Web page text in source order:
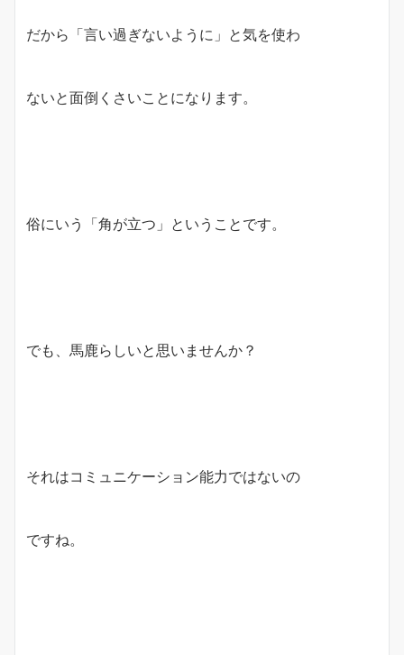
だから「言い過ぎないように」と気を使わ
ないと面倒くさいことになります。
俗にいう「角が立つ」ということです。
でも、馬鹿らしいと思いませんか？
それはコミュニケーション能力ではないの
ですね。